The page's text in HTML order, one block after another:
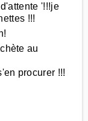
'!!!je
!!!
au
procurer !!!